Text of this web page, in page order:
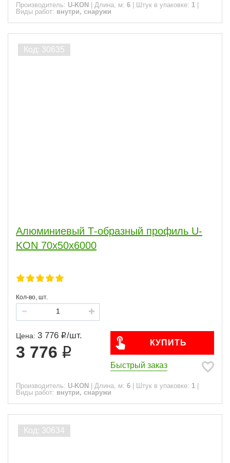
Производитель: U-KON Длина, м: 6 Штук в упаковке: 1
Виды работ: внутри, снаружи
Алюминиевый Т-образный профиль U-
KON 70х50х6000
Кол-во, шт.
Цена: 3 776 /шт.
3 776
КУПИТЬ
Быстрый заказ
Производитель: U-KON Длина, м: 6 Штук в упаковке: 1
Виды работ: внутри, снаружи